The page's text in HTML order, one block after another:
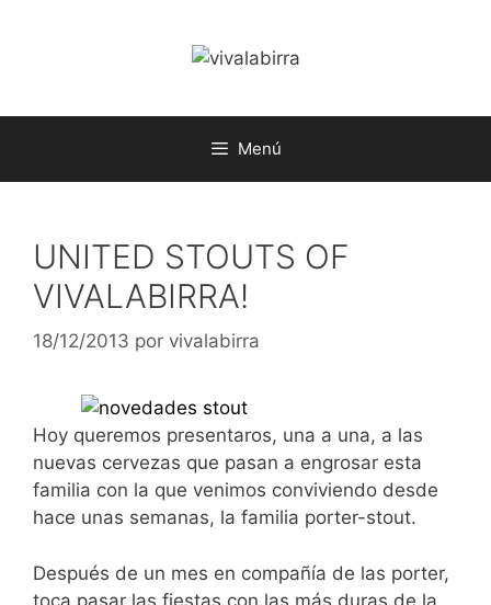
Menú
UNITED STOUTS OF
VIVALABIRRA!
18/12/2013 por vivalabirra
Hoy queremos presentaros, una a una, a las
nuevas cervezas que pasan a engrosar esta
familia con la que venimos conviviendo desde
hace unas semanas, la familia porter-stout.
Después de un mes en compañía de las porter,
toca pasar las fiestas con las más duras de la